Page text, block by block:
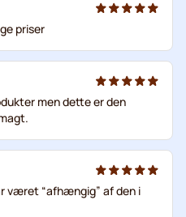
priser
men dette er den
været “afhængig” af den i